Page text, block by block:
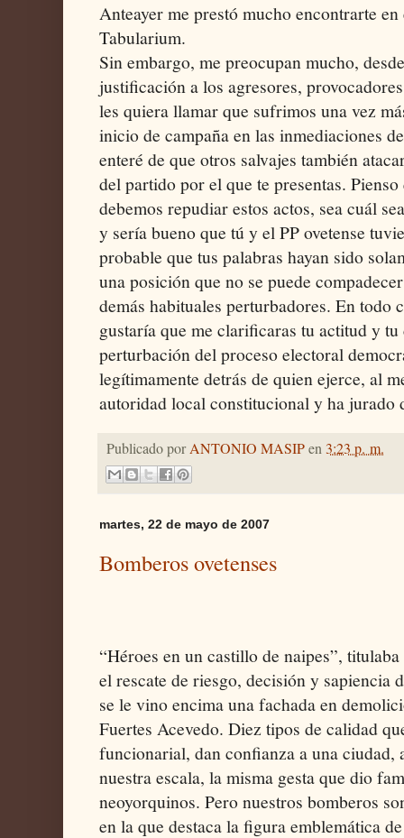
Anteayer me prestó mucho encontrarte
Tabularium.
Sin embargo, me preocupan mucho,
justificación a los agresores,
les quiera llamar que sufrimos una vez
inicio de campaña en las inmediaciones
enteré de que otros salvajes también
del partido por el que te presentas.
debemos repudiar estos actos, sea cuál
y sería bueno que tú y el PP ovetense
probable que tus palabras hayan sido
una posición que no se puede
demás habituales perturbadores. En todo
gustaría que me clarificaras tu actitud y
perturbación del proceso electoral
legítimamente detrás de quien ejerce, al
autoridad local constitucional y ha jurado
Publicado porANTONIO MASIPen 3:23 p. m.
martes, 22 de mayo de 2007
Bomberos ovetenses
“Héroes en un castillo de naipes”,
el rescate de riesgo, decisión y sapiencia
se le vino encima una fachada en
Fuertes Acevedo. Diez tipos de calidad
funcionarial, dan confianza a una ciudad,
nuestra escala, la misma gesta que dio
neoyorquinos. Pero nuestros bomberos
en la que destaca la figura emblemática